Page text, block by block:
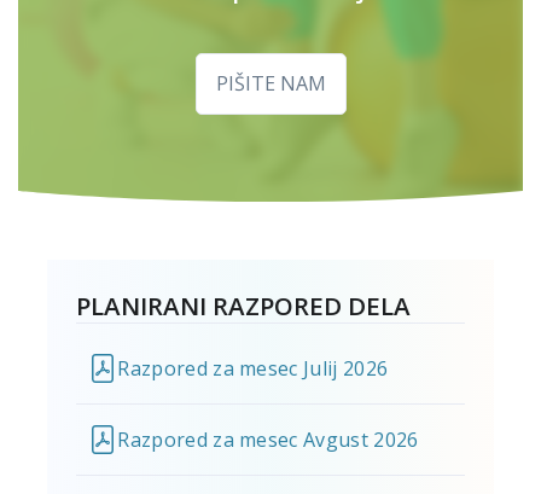
PIŠITE NAM
PLANIRANI RAZPORED DELA
Razpored za mesec Julij 2026
Razpored za mesec Avgust 2026